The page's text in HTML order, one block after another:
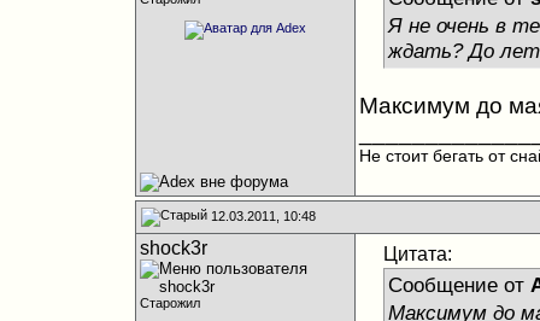
Я не очень в
ждать? До
Максимум до
Не стоит бегать от
12.03.2011, 10:48
shock3r
Старожил
Цитата:
Сообщение от
Максимум до